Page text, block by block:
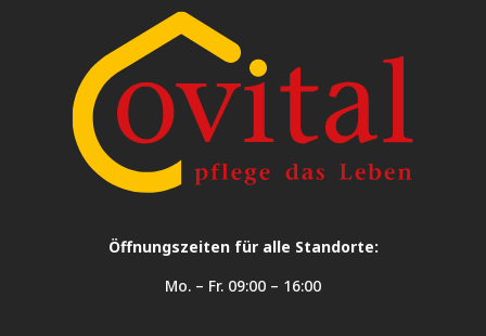
Öffnungszeiten für alle Standorte:
Mo. – Fr. 09:00 – 16:00